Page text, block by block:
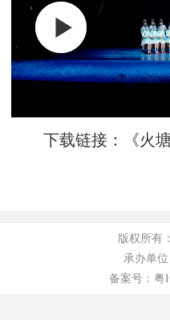
下载链接： 《火
版权所有
承办单
备案号：粤